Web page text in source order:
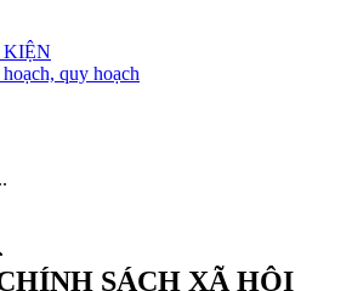
KIỆN
quy hoạch
SÁCH XÃ HỘI